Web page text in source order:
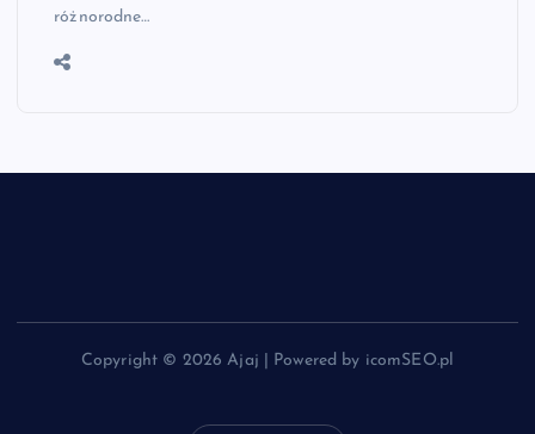
różnorodne…
Copyright © 2026 Ajaj | Powered by icomSEO.pl